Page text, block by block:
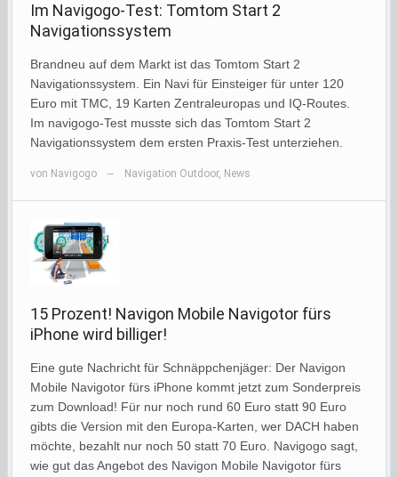
Im Navigogo-Test: Tomtom Start 2
Navigationssystem
Brandneu auf dem Markt ist das Tomtom Start 2
Navigationssystem. Ein Navi für Einsteiger für unter 120
Euro mit TMC, 19 Karten Zentraleuropas und IQ-Routes.
Im navigogo-Test musste sich das Tomtom Start 2
Navigationssystem dem ersten Praxis-Test unterziehen.
von Navigogo — Navigation Outdoor, News
15 Prozent! Navigon Mobile Navigotor fürs
iPhone wird billiger!
Eine gute Nachricht für Schnäppchenjäger: Der Navigon
Mobile Navigotor fürs iPhone kommt jetzt zum Sonderpreis
zum Download! Für nur noch rund 60 Euro statt 90 Euro
gibts die Version mit den Europa-Karten, wer DACH haben
möchte, bezahlt nur noch 50 statt 70 Euro. Navigogo sagt,
wie gut das Angebot des Navigon Mobile Navigotor fürs